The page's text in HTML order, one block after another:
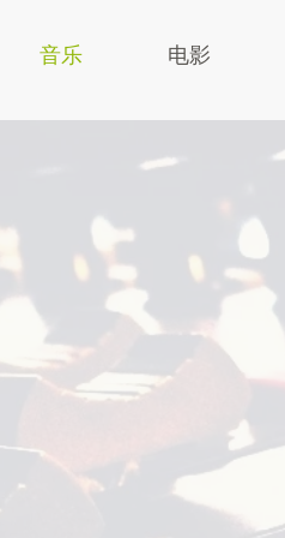
音乐 电影